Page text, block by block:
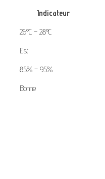
Indicateur
26°C – 28°C
Est
85% – 95%
Bonne